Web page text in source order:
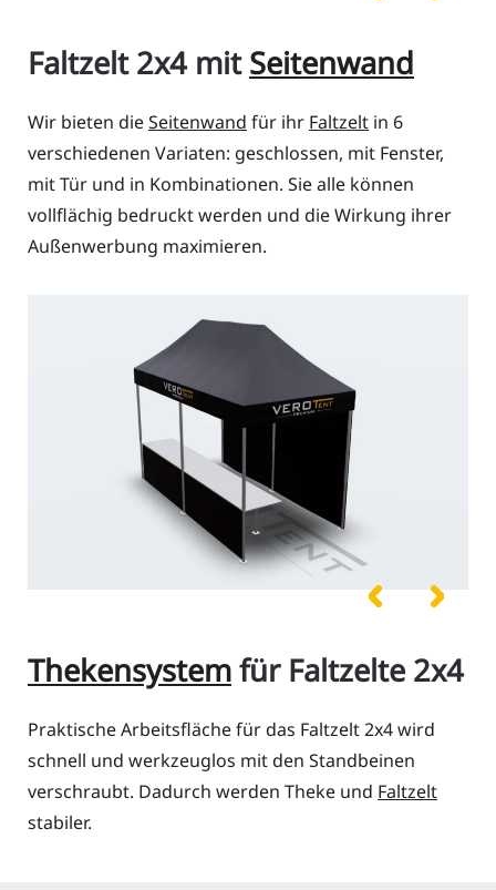
Faltzelt 2x4 mitSeitenwand
Wir bieten dieSeitenwand für ihr Faltzelt in 6
verschiedenen Variaten: geschlossen, mit Fenster,
mit Tür und in Kombinationen. Sie alle können
vollflächig bedruckt werden und die Wirkung ihrer
Außenwerbung maximieren.
Thekensystemfür Faltzelte 2x4
Praktische Arbeitsfläche für das Faltzelt 2x4 wird
schnell und werkzeuglos mit den Standbeinen
verschraubt. Dadurch werden Theke und Faltzelt
stabiler.